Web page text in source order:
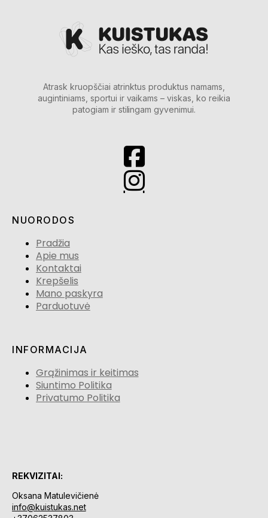
Atrask kruopščiai atrinktus produktus namams,
augintiniams, sportui ir vaikams – viskas, ko reikia
patogiam ir stilingam gyvenimui.
NUORODOS
Pradžia
Apie mus
Kontaktai
Krepšelis
Mano paskyra
Parduotuvė
INFORMACIJA
Grąžinimas ir keitimas
Siuntimo Politika
Privatumo Politika
REKVIZITAI:
Oksana Matulevičienė
info@kuistukas.net